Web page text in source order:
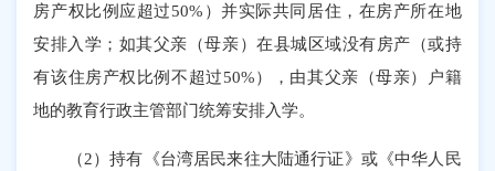
房产权比例应超过50% ）并实际共同居住，在房产所在地
安排入学；如其父亲（母亲）在县城区域没有房产（或持
有该住房产权比例不超过50%），由其父亲（母亲）户籍
地的教育行政主管部门统筹安排入学。
（2）持有《台湾居民来往大陆通行证》或《中华人民